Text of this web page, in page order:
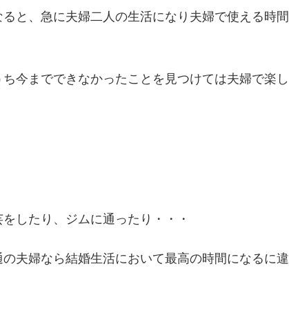
と、急に夫婦二人の生活になり夫婦で使える時間
今までできなかったことを見つけては夫婦で楽し
したり、ジムに通ったり・・・
夫婦なら結婚生活において最高の時間になるに違